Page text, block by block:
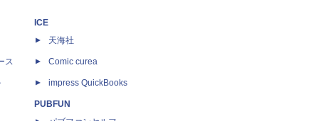
ス
ICE
天海社
Comic curea
impress QuickBooks
PUBFUN